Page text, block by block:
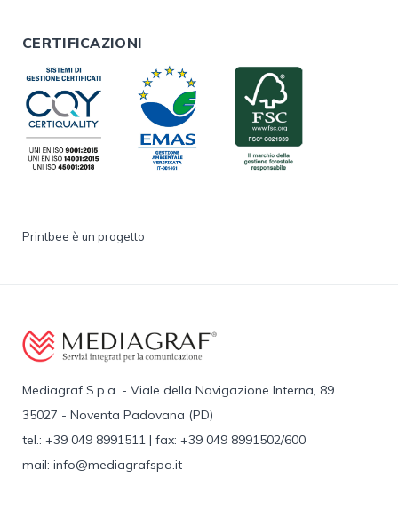
CERTIFICAZIONI
Printbee è un progetto
Mediagraf S.p.a. - Viale della Navigazione Interna, 89
35027 - Noventa Padovana (PD)
tel.: +39 049 8991511 | fax: +39 049 8991502/600
mail: info@mediagrafspa.it